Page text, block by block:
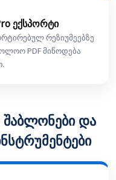
ექსპორტი
რეზიუმეებზე
PDF მიწოდება
და